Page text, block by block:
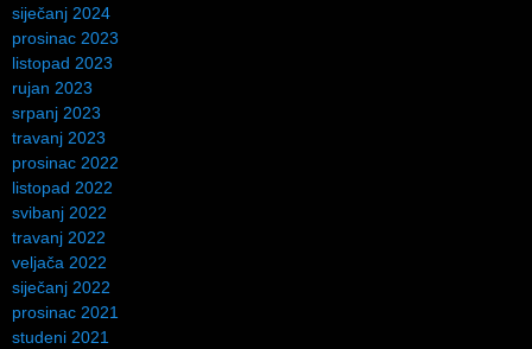
siječanj 2024
prosinac 2023
listopad 2023
rujan 2023
srpanj 2023
travanj 2023
prosinac 2022
listopad 2022
svibanj 2022
travanj 2022
veljača 2022
siječanj 2022
prosinac 2021
studeni 2021